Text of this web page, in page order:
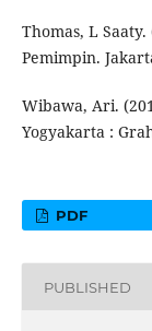
Thomas, L
Pemimpin.
Wibawa, Ari.
Yogyakarta :
PDF
PUBLISHED